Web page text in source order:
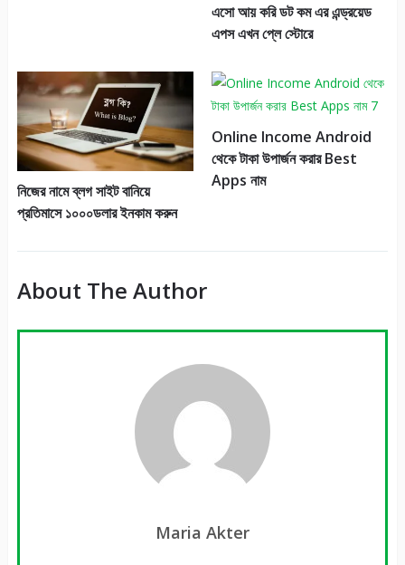
এসো আয় করি ডট কম এর এন্ড্রয়েড
এপস এখন প্লে স্টোরে
নিজের নামে ব্লগ সাইট বানিয়ে
প্রতিমাসে ১০০০ডলার ইনকাম করুন
Online Income Android
থেকে টাকা উপার্জন করার Best
Apps নাম
About The Author
Maria Akter